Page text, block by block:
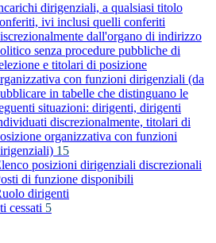
dirigenziali, a qualsiasi titolo
ivi inclusi quelli conferiti
dall'organo di indirizzo
senza procedure pubbliche di
e titolari di posizione
con funzioni dirigenziali (da
in tabelle che distinguano le
situazioni: dirigenti, dirigenti
discrezionalmente, titolari di
organizzativa con funzioni
15
posizioni dirigenziali discrezionali
di funzione disponibili
dirigenti
cessati 5